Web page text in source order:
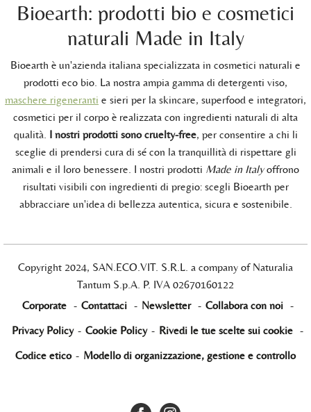
Bioearth: prodotti bio e cosmetici
naturali Made in Italy
Bioearth è un'azienda italiana specializzata in cosmetici naturali e
prodotti eco bio. La nostra ampia gamma di detergenti viso,
maschere rigeneranti e sieri per la skincare, superfood e integratori,
cosmetici per il corpo è realizzata con ingredienti naturali di alta
qualità. I nostri prodotti sono cruelty-free, per consentire a chi li
sceglie di prendersi cura di sé con la tranquillità di rispettare gli
animali e il loro benessere. I nostri prodotti Made in Italyoffrono
risultati visibili con ingredienti di pregio: scegli Bioearth per
abbracciare un'idea di bellezza autentica, sicura e sostenibile.
Copyright 2024, SAN.ECO.VIT. S.R.L. a company of Naturalia
Tantum S.p.A. P. IVA 02670160122
Corporate - Contattaci - Newsletter - Collabora con noi -
Privacy Policy - Cookie Policy - Rivedi le tue scelte sui cookie -
Codice etico - Modello di organizzazione, gestione e controllo